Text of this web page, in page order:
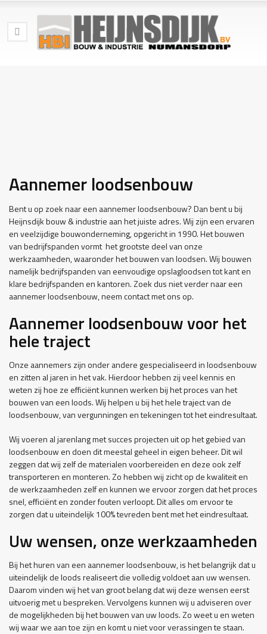
Aannemer loodsenbouw
Bent u op zoek naar een aannemer loodsenbouw? Dan bent u bij
Heijnsdijk bouw & industrie aan het juiste adres. Wij zijn een ervaren
en veelzijdige bouwonderneming, opgericht in 1990. Het bouwen
van bedrijfspanden vormt het grootste deel van onze
werkzaamheden, waaronder het bouwen van loodsen. Wij bouwen
namelijk bedrijfspanden van eenvoudige opslagloodsen tot kant en
klare bedrijfspanden en kantoren. Zoek dus niet verder naar een
aannemer loodsenbouw, neem contact met ons op.
Aannemer loodsenbouw voor het
hele traject
Onze aannemers zijn onder andere gespecialiseerd in loodsenbouw
en zitten al jaren in het vak. Hierdoor hebben zij veel kennis en
weten zij hoe ze efficiënt kunnen werken bij het proces van het
bouwen van een loods. Wij helpen u bij het hele traject van de
loodsenbouw, van vergunningen en tekeningen tot het eindresultaat.
Wij voeren al jarenlang met succes projecten uit op het gebied van
loodsenbouw en doen dit meestal geheel in eigen beheer. Dit wil
zeggen dat wij zelf de materialen voorbereiden en deze ook zelf
transporteren en monteren. Zo hebben wij zicht op de kwaliteit en
de werkzaamheden zelf en kunnen we ervoor zorgen dat het proces
snel, efficiënt en zonder fouten verloopt. Dit alles om ervoor te
zorgen dat u uiteindelijk 100% tevreden bent met het eindresultaat.
Uw wensen, onze werkzaamheden
Bij het huren van een aannemer loodsenbouw, is het belangrijk dat u
uiteindelijk de loods realiseert die volledig voldoet aan uw wensen.
Daarom vinden wij het van groot belang dat wij deze wensen eerst
uitvoerig met u bespreken. Vervolgens kunnen wij u adviseren over
de mogelijkheden bij het bouwen van uw loods. Zo weet u en weten
wij waar we aan toe zijn en komt u niet voor verassingen te staan.